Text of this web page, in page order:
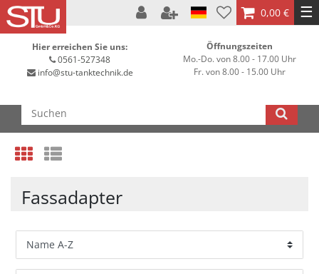
0,00 € ☰
Hier erreichen Sie uns:
0561-527348
info@stu-tanktechnik.de
Öffnungszeiten
Mo.-Do. von 8.00 - 17.00 Uhr
Fr. von 8.00 - 15.00 Uhr
Fassadapter